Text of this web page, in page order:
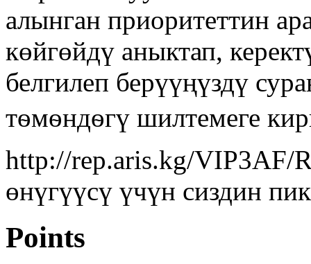
алынган приоритеттин
көйгөйдү аныктап,
белгилеп берүүңүздү
тѳмѳндѳгү шилтемеге
http://rep.aris.kg/VIP3AF/
өнүгүүсү үчүн сиздин
Points